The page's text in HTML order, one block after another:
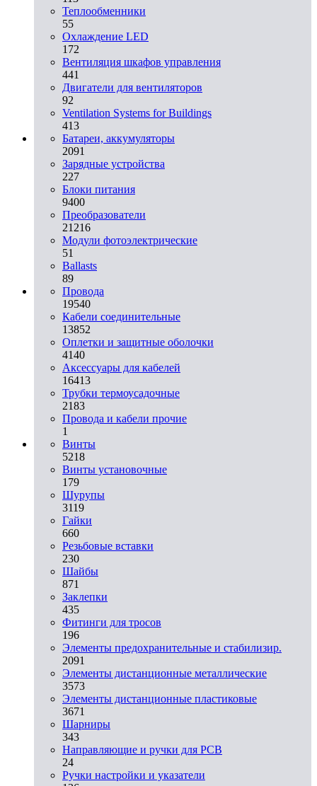
Теплообменники
55
Охлаждение LED
172
Вентиляция шкафов управления
441
Двигатели для вентиляторов
92
Ventilation Systems for Buildings
413
Батареи, аккумуляторы
2091
Зарядные устройства
227
Блоки питания
9400
Преобразователи
21216
Модули фотоэлектрические
51
Ballasts
89
Провода
19540
Кабели соединительные
13852
Оплетки и защитные оболочки
4140
Аксессуары для кабелей
16413
Трубки термоусадочные
2183
Провода и кабели прочие
1
Винты
5218
Винты установочные
179
Шурупы
3119
Гайки
660
Резьбовые вставки
230
Шайбы
871
Заклепки
435
Фитинги для тросов
196
Элементы предохранительные и стабилизир.
2091
Элементы дистанционные металлические
3573
Элементы дистанционные пластиковые
3671
Шарниры
343
Направляющие и ручки для PCB
24
Ручки настройки и указатели